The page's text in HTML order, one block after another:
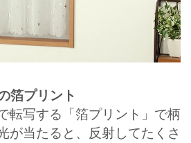
箔プリント
転写する「箔プリント」で柄
が当たると、反射してたくさ